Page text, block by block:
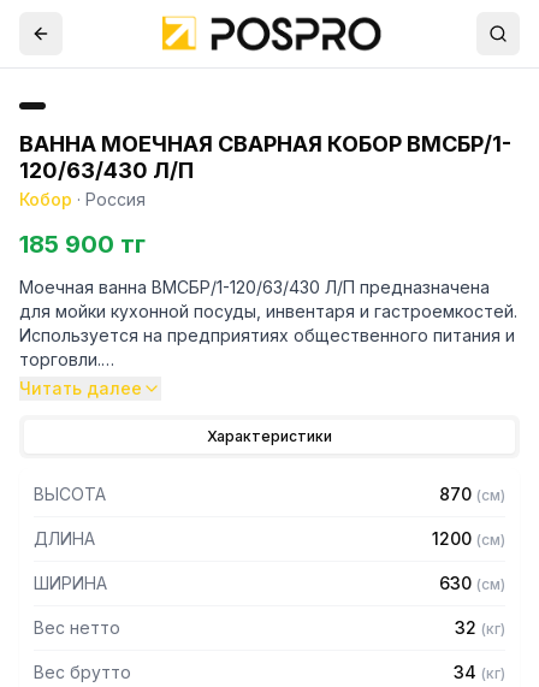
ВАННА МОЕЧНАЯ СВАРНАЯ КОБОР ВМСБР/1-
120/63/430 Л/П
Кобор · Россия
185 900 тг
Моечная ванна ВМСБР/1-120/63/430 Л/П предназначена
для мойки кухонной посуды, инвентаря и гастроемкостей.
Используется на предприятиях общественного питания и
торговли.
– Устойчивость к агрессивным моющим средствам и
влаге
– Опоры с регулируемыми ножками
– Материал емкости: нержавеющая сталь AISI430
– Внутренние размеры ванны: 530 х 530 х 400 мм
потребностей заказчика)
Читать далее
Характеристики
ВЫСОТА 870 (см)
ДЛИНА 1200 (см)
ШИРИНА 630 (см)
Вес нетто 32 (кг)
Вес брутто 34 (кг)